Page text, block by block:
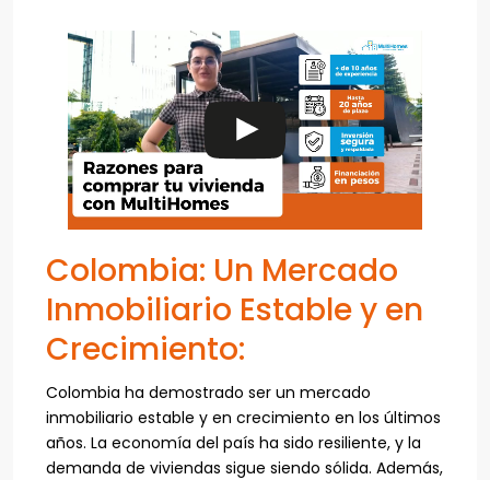
Colombia: Un Mercado
Inmobiliario Estable y en
Crecimiento:
Colombia ha demostrado ser un mercado
inmobiliario estable y en crecimiento en los últimos
años. La economía del país ha sido resiliente, y la
demanda de viviendas sigue siendo sólida. Además,